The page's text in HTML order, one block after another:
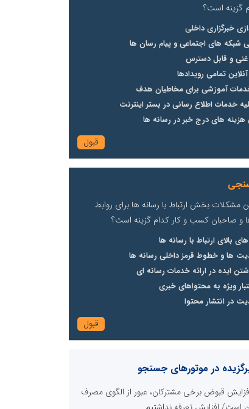
گزینه است؟
خبرگزاری داخلی
شبکه های اجتماعی و پیام رسان ها
غنی و قابل دسترس
تمامی رویدادها
خدمات آموزشی برای مخاطیان هدف
خدمات اطلاع رسانی در بستر اینترنت
های درج خبر در رسانه ها
مشکلات بخش ارتباط با رسانه ها برای روابط
و صاحبان کسب و کار کدام گزینه است؟
بالای ارتباط با رسانه ها
ها و خطوط قرمز داخلی رسانه ها
ایده در ارائه خدمات رسانه ای
ویژه به محتواهای خبری
در انتشار محتوا
برگزیده در موتورهای جستجو
قبوض برخی مشترکان، عبور از الگوی مصرف